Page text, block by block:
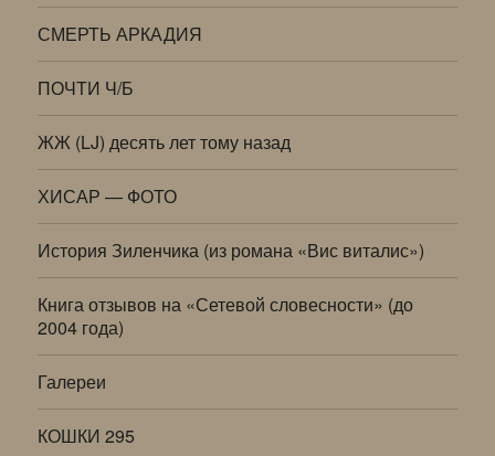
СМЕРТЬ АРКАДИЯ
ПОЧТИ Ч/Б
ЖЖ (LJ) десять лет тому назад
ХИСАР — ФОТО
История Зиленчика (из романа «Вис виталис»)
Книга отзывов на «Сетевой словесности» (до
2004 года)
Галереи
КОШКИ 295